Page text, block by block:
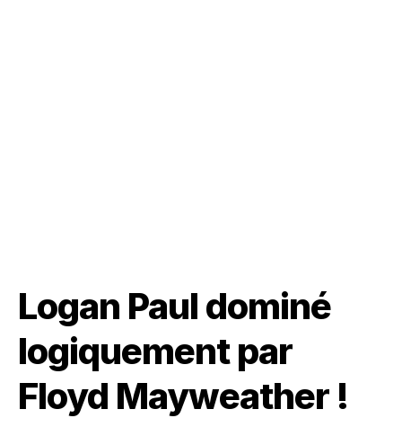
Logan Paul dominé
logiquement par
Floyd Mayweather !